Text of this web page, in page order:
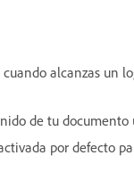
alcanzas un
de tu documento
por defecto